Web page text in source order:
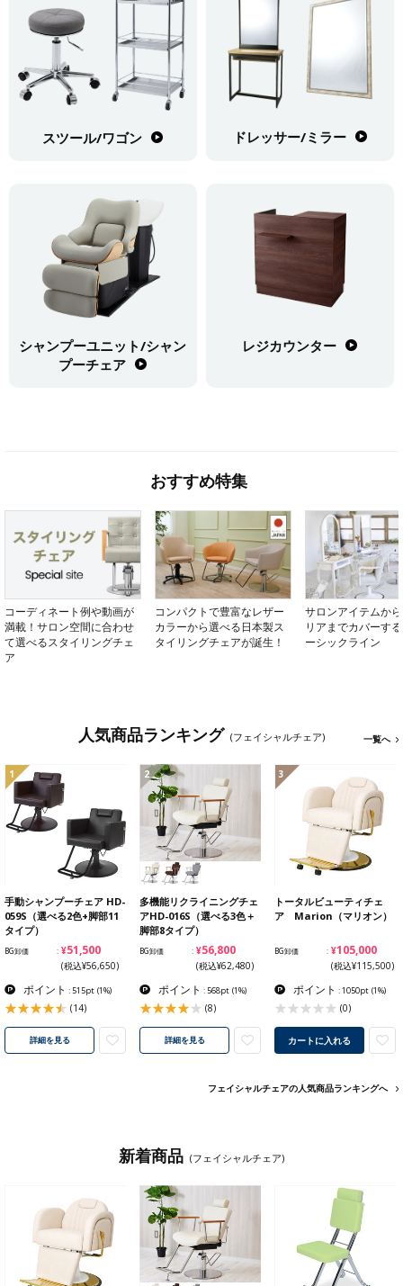
スツール/ワゴン ドレッサー/ミラー
シャンプーユニット/シャン
プーチェア
レジカウンター
おすすめ特集
コーディネート例や動画が
満載！サロン空間に合わせ
て選べるスタイリングチェ
ア
コンパクトで豊富なレザー
カラーから選べる日本製ス
タイリングチェアが誕生！
サロンアイテムか
リアまでカバーす
ーシックライン
人気商品ランキング (フェイシャルチェア) 一覧へ
1
手動シャンプーチェア HD-
059S（選べる2色+脚部11
タイプ）
BG卸価 ¥51,500
(税込¥56,650)
ポイント : 515pt (1%)
(14)
詳細を見る
2
多機能リクライニングチェ
アHD-016S（選べる3色＋
脚部8タイプ）
BG卸価 ¥56,800
(税込¥62,480)
ポイント : 568pt (1%)
(8)
詳細を見る
3
トータルビューティチェ
ア Marion（マリオン）
BG卸価 ¥105,000
(税込¥115,500)
ポイント : 1050pt (1%)
(0)
カートに入れる
フェイシャルチェアの人気商品ランキングへ
新着商品 (フェイシャルチェア)